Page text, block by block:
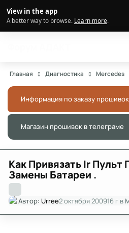
View in the app
A better way to browse. Learn more.
Главная Диагностика Mercedes
Информация по заказу прошивок
Магазин прошивок в телеграме
Как Привязать Ir Пульт
Замены Батареи .
Автор: Urree2 октября 200916 г в